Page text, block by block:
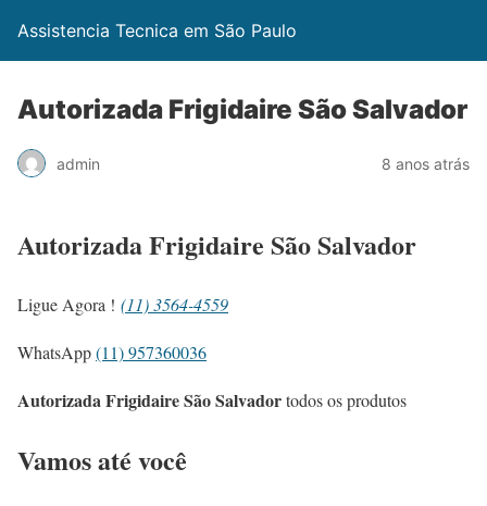
Assistencia Tecnica em São Paulo
Autorizada Frigidaire São Salvador
admin 8 anos atrás
Autorizada Frigidaire São Salvador
Ligue Agora ! (11) 3564-4559
WhatsApp(11) 957360036
Autorizada Frigidaire São Salvadortodos os produtos
Vamos até você